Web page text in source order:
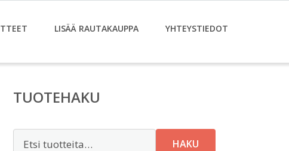
LISÄÄ RAUTAKAUPPA YHTEYSTIEDOT
TUOTEHAKU
HAKU